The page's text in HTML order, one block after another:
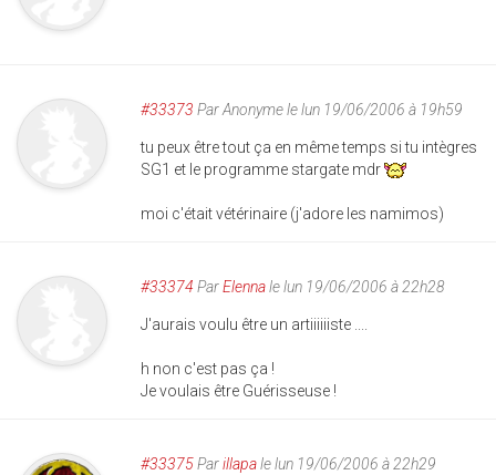
#33373 ParAnonymele lun 19/06/2006 à 19h59
tu peux être tout ça en même temps si tu intègres
SG1 et le programme stargate mdr
moi c'était vétérinaire (j'adore les namimos)
#33374 ParElennale lun 19/06/2006 à 22h28
J'aurais voulu être un artiiiiiiste ....
h non c'est pas ça !
Je voulais être Guérisseuse !
#33375Parillapale lun 19/06/2006 à 22h29